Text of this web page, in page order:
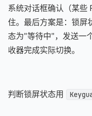
系统对话框确认（某些
住。最后方案是：锁屏
态为"等待中"，发送一
收器完成实际切换。
判断锁屏状态用